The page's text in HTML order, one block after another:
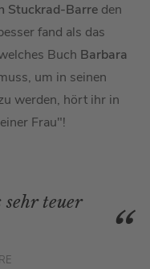
Stuckrad-Barre den
fand als das
Buch Barbara
um in seinen
werden, hört ihr in
Frau"!
sehr teuer